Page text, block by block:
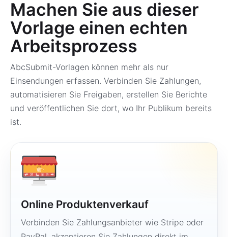
Machen Sie aus dieser
Vorlage einen echten
Arbeitsprozess
AbcSubmit-Vorlagen können mehr als nur
Einsendungen erfassen. Verbinden Sie Zahlungen,
automatisieren Sie Freigaben, erstellen Sie Berichte
und veröffentlichen Sie dort, wo Ihr Publikum bereits
ist.
Online Produktenverkauf
Verbinden Sie Zahlungsanbieter wie Stripe oder